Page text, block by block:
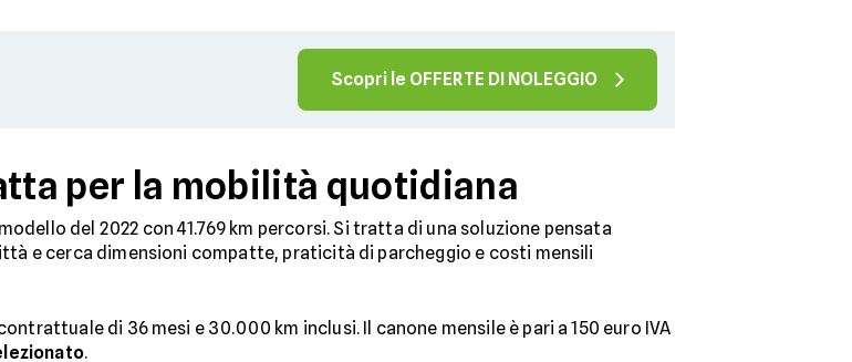
Scopri le OFFERTE DI NOLEGGIO
per la mobilità quotidiana
del 2022 con 41.769 km percorsi. Si tratta di una soluzione pensata
e cerca dimensioni compatte, praticità di parcheggio e costi mensili
di 36 mesi e 30.000 km inclusi. Il canone mensile è pari a 150 euro IVA
.